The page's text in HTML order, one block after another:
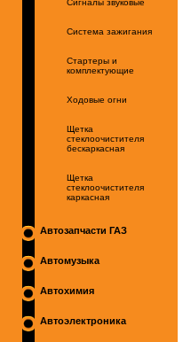
Сигналы звуковые
Система зажигания
Стартеры и
комплектующие
Ходовые огни
Щетка
стеклоочистителя
бескаркасная
Щетка
стеклоочистителя
каркасная
Автозапчасти ГАЗ
Автомузыка
Автохимия
Автоэлектроника